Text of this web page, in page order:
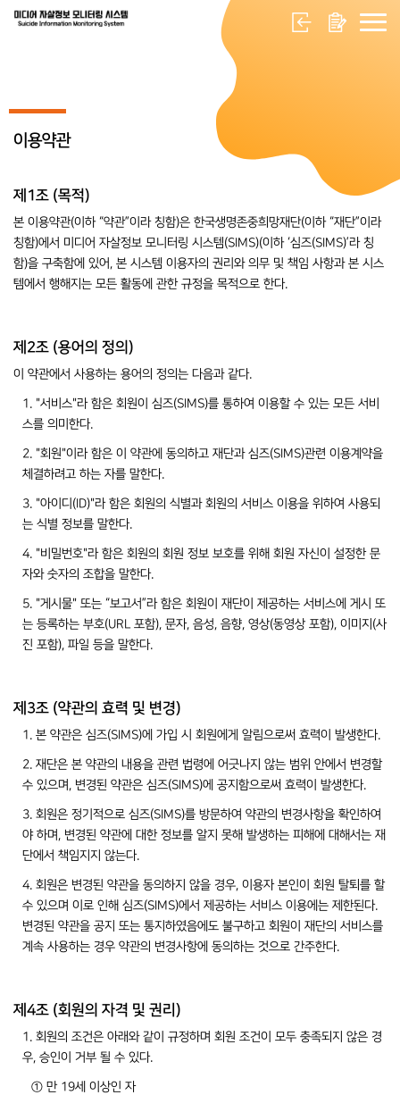
이용약관
제1조 (목적)
본 이용약관(이하 “약관”이라 칭함)은 한국생명존중희망재단(이하 “재단”이라
칭함)에서 미디어 자살정보 모니터링 시스템(SIMS)(이하 ‘심즈(SIMS)’라 칭
함)을 구축함에 있어, 본 시스템 이용자의 권리와 의무 및 책임 사항과 본 시스
템에서 행해지는 모든 활동에 관한 규정을 목적으로 한다.
제2조 (용어의 정의)
이 약관에서 사용하는 용어의 정의는 다음과 같다.
1. "서비스"라 함은 회원이 심즈(SIMS)를 통하여 이용할 수 있는 모든 서비
스를 의미한다.
2. "회원"이라 함은 이 약관에 동의하고 재단과 심즈(SIMS)관련 이용계약을
체결하려고 하는 자를 말한다.
3. "아이디(ID)"라 함은 회원의 식별과 회원의 서비스 이용을 위하여 사용되
는 식별 정보를 말한다.
4. "비밀번호"라 함은 회원의 회원 정보 보호를 위해 회원 자신이 설정한 문
자와 숫자의 조합을 말한다.
5. "게시물" 또는 “보고서”라 함은 회원이 재단이 제공하는 서비스에 게시 또
는 등록하는 부호(URL 포함), 문자, 음성, 음향, 영상(동영상 포함), 이미지(사
진 포함), 파일 등을 말한다.
제3조 (약관의 효력 및 변경)
1. 본 약관은 심즈(SIMS)에 가입 시 회원에게 알림으로써 효력이 발생한다.
2. 재단은 본 약관의 내용을 관련 법령에 어긋나지 않는 범위 안에서 변경할
수 있으며, 변경된 약관은 심즈(SIMS)에 공지함으로써 효력이 발생한다.
3. 회원은 정기적으로 심즈(SIMS)를 방문하여 약관의 변경사항을 확인하여
야 하며, 변경된 약관에 대한 정보를 알지 못해 발생하는 피해에 대해서는 재
단에서 책임지지 않는다.
4. 회원은 변경된 약관을 동의하지 않을 경우, 이용자 본인이 회원 탈퇴를 할
수 있으며 이로 인해 심즈(SIMS)에서 제공하는 서비스 이용에는 제한된다.
변경된 약관을 공지 또는 통지하였음에도 불구하고 회원이 재단의 서비스를
계속 사용하는 경우 약관의 변경사항에 동의하는 것으로 간주한다.
제4조 (회원의 자격 및 권리)
1. 회원의 조건은 아래와 같이 규정하며 회원 조건이 모두 충족되지 않은 경
우, 승인이 거부 될 수 있다.
① 만 19세 이상인 자